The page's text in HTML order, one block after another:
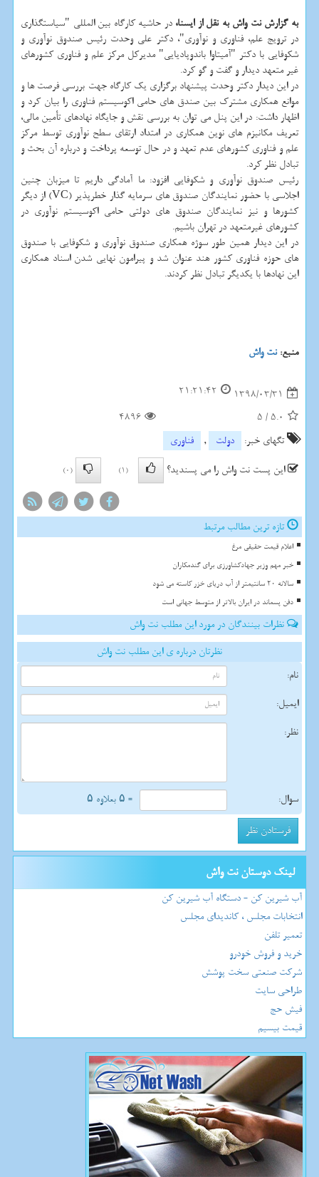
به گزارش نت واش به نقل از ایسنا،در حاشیه كارگاه بین المللی "سیاستگذاری
در ترویج علم، فناوری و نوآوری"، دكتر علی وحدت رئیس صندوق نوآوری و
شكوفایی با دكتر "آمیتاوا باندوپادیایی" مدیركل مركز علم و فناوری كشورهای
غیر متعهد دیدار و گفت و گو كرد.
در این دیدار دكتر وحدت پیشنهاد برگزاری یك كارگاه جهت بررسی فرصت ها و
موانع همكاری مشترك بین صندق های حامی اكوسیستم فناوری را بیان كرد و
اظهار داشت: در این پنل می توان به بررسی نقش و جایگاه نهادهای تأمین مالی،
تعریف مكانیزم های نوین همكاری در امتداد ارتقای سطح نوآوری توسط مركز
علم و فناوری كشورهای عدم تعهد و در حال توسعه پرداخت و درباره آن بحث و
تبادل نظر كرد.
رئیس صندوق نوآوری و شكوفایی افزود: ما آمادگی داریم تا میزبان چنین
اجلاسی با حضور نمایندگان صندوق های سرمایه گذار خطرپذیر (VC) از دیگر
كشورها و نیز نمایندگان صندوق های دولتی حامی اكوسیستم نوآوری در
كشورهای غیرمتعهد در تهران باشیم.
در این دیدار همین طور سوژه همكاری صندوق نوآوری و شكوفایی با صندوق
های حوزه فناوری كشور هند عنوان شد و پیرامون نهایی شدن اسناد همكاری
این نهادها با یكدیگر تبادل نظر كردند.
منبع:نت واش
1398/03/31
21:21:42
5.0
/
5
4896
تگهای خبر:
دولت ,
فناوری
این پست نت واش را می پسندید؟
(1)
(0)
تازه ترین مطالب مرتبط
اعلام قیمت حقیقی مرغ
خبر مهم وزیر جهادکشاورزی برای گندمکاران
سالانه 20 سانتیمتر از آب دریای خزر کاسته می شود
دفن پسماند در ایران بالاتر از متوسط جهانی است
نظرات بینندگان در مورد این مطلب نت واش
نظرتان درباره ی این مطلب نت واش
نام:
ایمیل:
نظر:
سوال: = ۵ بعلاوه ۵
لینک دوستان نت واش
آب شیرین کن - دستگاه آب شیرین کن
انتخابات مجلس ، کاندیدای مجلس
تعمیر تلفن
خرید و فروش خودرو
شرکت صنعتی سخت پوشش
طراحی سایت
فیش حج
قیمت بیسیم